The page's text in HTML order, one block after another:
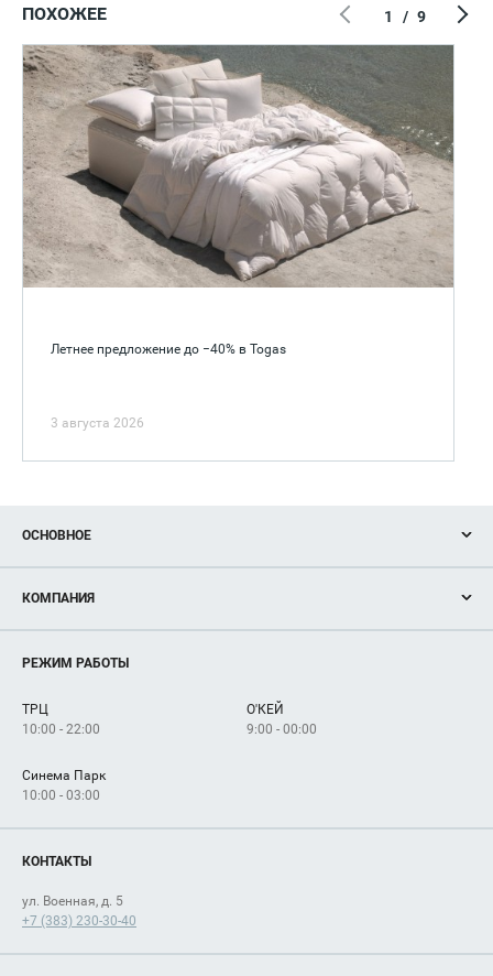
ПОХОЖЕЕ
Летнее предложение до −40% в Togas
3 августа 2026
1 / 9
ОСНОВНОЕ
Новости
Магазины
Услуги
КОМПАНИЯ
Рекламодателям
Как добраться
РЕЖИМ РАБОТЫ
ТРЦ
10:00 - 22:00
О'КЕЙ
9:00 - 00:00
Синема Парк
10:00 - 03:00
КОНТАКТЫ
ул. Военная, д. 5
+7 (383) 230-30-40